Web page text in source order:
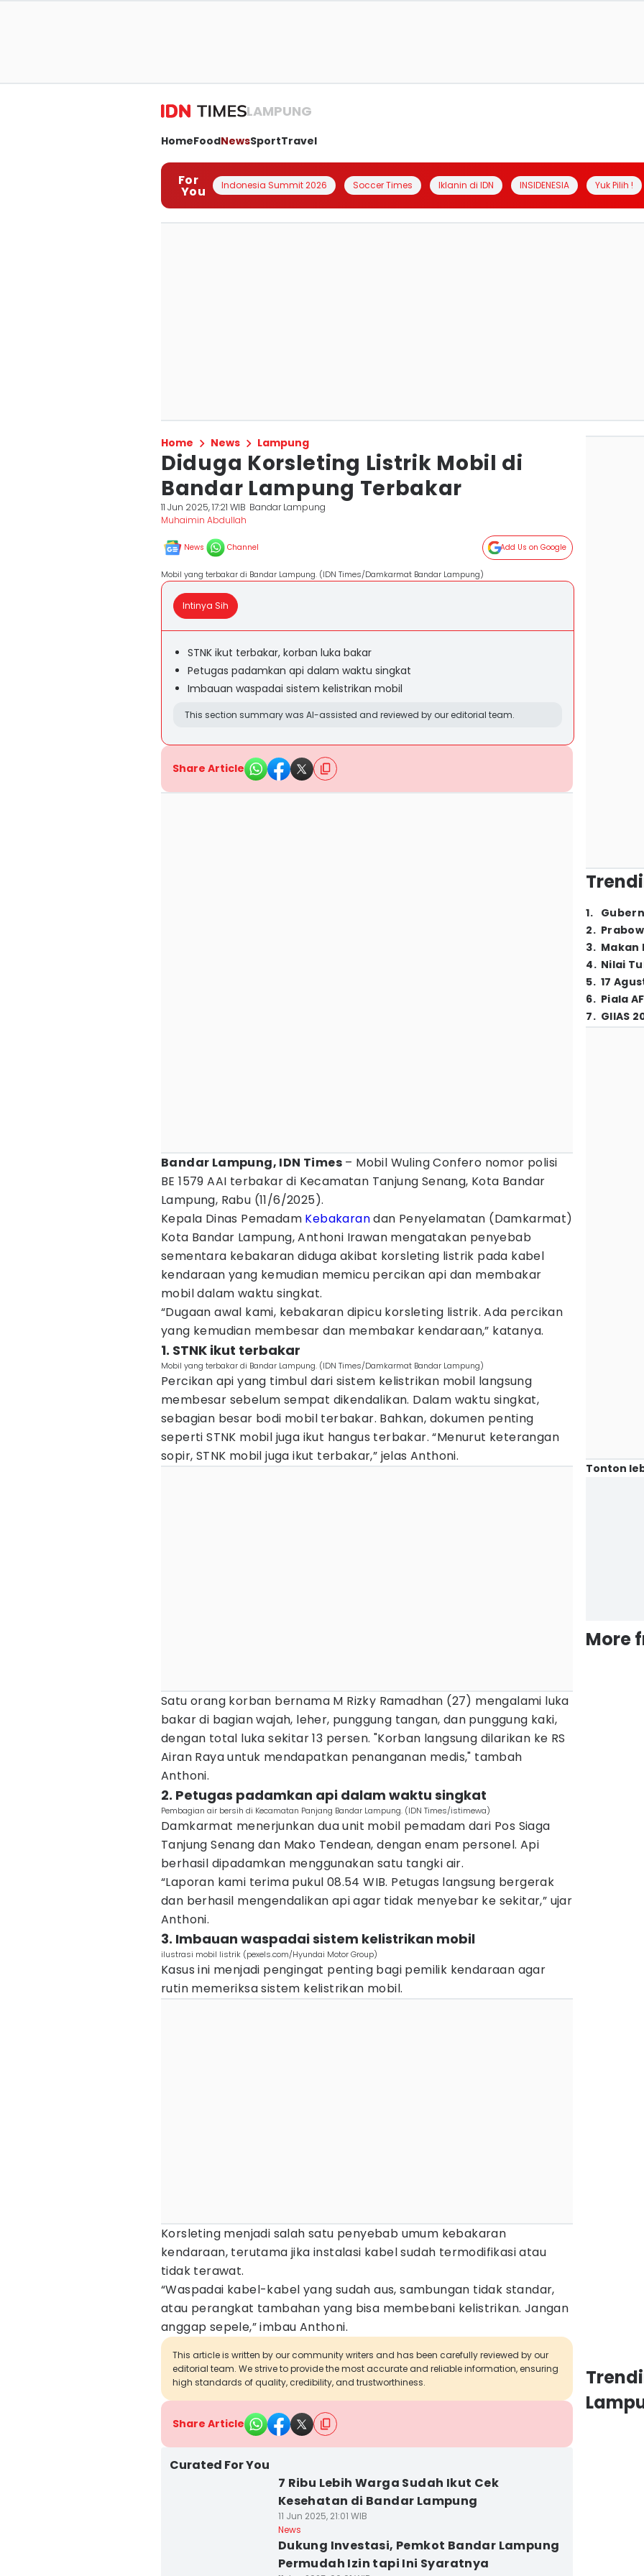
LAMPUNG
HomeFoodNewsSportTravel
For
You Indonesia Summit 2026 Soccer Times Iklanin di IDN INSIDENESIA Yuk Pilih !
Home News Lampung
Diduga Korsleting Listrik Mobil di
Bandar Lampung Terbakar
11 Jun 2025, 17:21 WIB Bandar Lampung
Muhaimin Abdullah
News Channel Add Us on Google
Mobil yang terbakar di Bandar Lampung. (IDN Times/Damkarmat Bandar Lampung)
Intinya Sih
STNK ikut terbakar, korban luka bakar
Petugas padamkan api dalam waktu singkat
Imbauan waspadai sistem kelistrikan mobil
This section summary was AI-assisted and reviewed by our editorial team.
Share Article
Bandar Lampung, IDN Times – Mobil Wuling Confero nomor polisi
BE 1579 AAI terbakar di Kecamatan Tanjung Senang, Kota Bandar
Lampung, Rabu (11/6/2025).
Kepala Dinas Pemadam Kebakarandan Penyelamatan (Damkarmat)
Kota Bandar Lampung, Anthoni Irawan mengatakan penyebab
sementara kebakaran diduga akibat korsleting listrik pada kabel
kendaraan yang kemudian memicu percikan api dan membakar
mobil dalam waktu singkat.
“Dugaan awal kami, kebakaran dipicu korsleting listrik. Ada percikan
yang kemudian membesar dan membakar kendaraan,” katanya.
1. STNK ikut terbakar
Mobil yang terbakar di Bandar Lampung. (IDN Times/Damkarmat Bandar Lampung)
Percikan api yang timbul dari sistem kelistrikan mobil langsung
membesar sebelum sempat dikendalikan. Dalam waktu singkat,
sebagian besar bodi mobil terbakar. Bahkan, dokumen penting
seperti STNK mobil juga ikut hangus terbakar. “Menurut keterangan
sopir, STNK mobil juga ikut terbakar,” jelas Anthoni.
Satu orang korban bernama M Rizky Ramadhan (27) mengalami luka
bakar di bagian wajah, leher, punggung tangan, dan punggung kaki,
dengan total luka sekitar 13 persen. "Korban langsung dilarikan ke RS
Airan Raya untuk mendapatkan penanganan medis," tambah
Anthoni.
2. Petugas padamkan api dalam waktu singkat
Pembagian air bersih di Kecamatan Panjang Bandar Lampung. (IDN Times/istimewa)
Damkarmat menerjunkan dua unit mobil pemadam dari Pos Siaga
Tanjung Senang dan Mako Tendean, dengan enam personel. Api
berhasil dipadamkan menggunakan satu tangki air.
“Laporan kami terima pukul 08.54 WIB. Petugas langsung bergerak
dan berhasil mengendalikan api agar tidak menyebar ke sekitar,” ujar
Anthoni.
3. Imbauan waspadai sistem kelistrikan mobil
ilustrasi mobil listrik (pexels.com/Hyundai Motor Group)
Kasus ini menjadi pengingat penting bagi pemilik kendaraan agar
rutin memeriksa sistem kelistrikan mobil.
Korsleting menjadi salah satu penyebab umum kebakaran
kendaraan, terutama jika instalasi kabel sudah termodifikasi atau
tidak terawat.
“Waspadai kabel-kabel yang sudah aus, sambungan tidak standar,
atau perangkat tambahan yang bisa membebani kelistrikan. Jangan
anggap sepele,” imbau Anthoni.
This article is written by our community writers and has been carefully reviewed by our
editorial team. We strive to provide the most accurate and reliable information, ensuring
high standards of quality, credibility, and trustworthiness.
Share Article
Curated For You
7 Ribu Lebih Warga Sudah Ikut Cek
Kesehatan di Bandar Lampung
11 Jun 2025, 21:01 WIB
News
Dukung Investasi, Pemkot Bandar Lampung
Permudah Izin tapi Ini Syaratnya
1.
2.
3. Makan
4. Nilai
5. 17
6. Piala
7. GIIAS
Tonton
More